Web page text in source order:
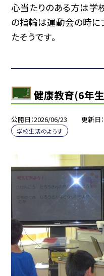
心当たりのある方は学
の指輪は運動会の時に
たそうです。
健康教育(6年生
公開日 2026/06/23 更新日
学校生活のようす